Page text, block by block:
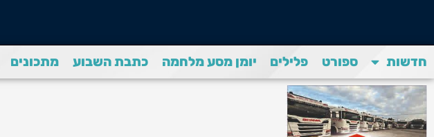
חדשות ספורט פלילים יומן מסע מלחמה כתבת השבוע מתכונים